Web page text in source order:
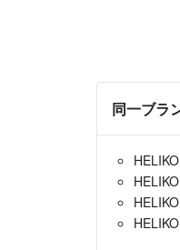
同一ブラ